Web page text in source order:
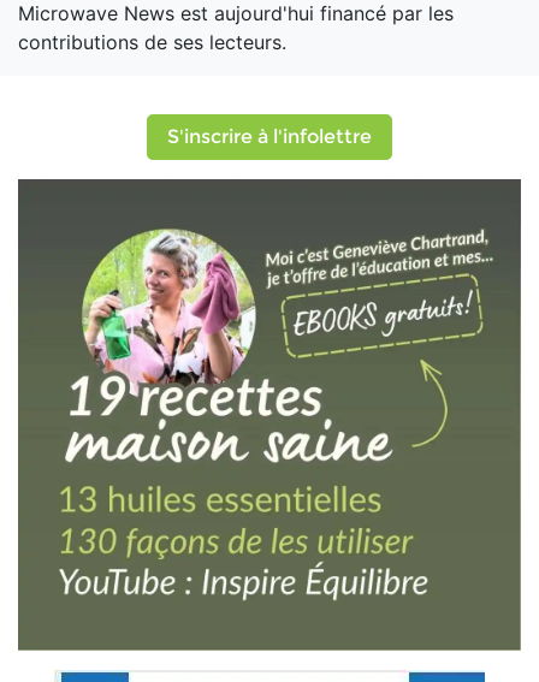
Microwave News est aujourd'hui financé par les
contributions de ses lecteurs.
S'inscrire à l'infolettre